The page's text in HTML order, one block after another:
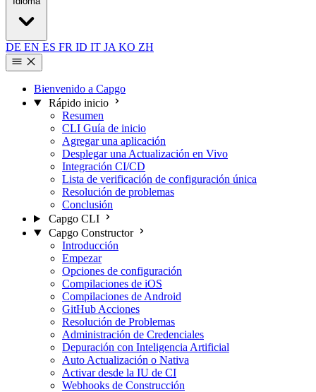
DE EN ES FR ID IT JA KO ZH
Bienvenido a Capgo
Rápido inicio
Resumen
CLI Guía de inicio
Agregar una aplicación
Desplegar una Actualización en Vivo
Integración CI/CD
Lista de verificación de configuración única
Resolución de problemas
Conclusión
Capgo CLI
Capgo Constructor
Introducción
Empezar
Opciones de configuración
Compilaciones de iOS
Compilaciones de Android
GitHub Acciones
Resolución de Problemas
Administración de Credenciales
Depuración con Inteligencia Artificial
Auto Actualización o Nativa
Activar desde la IU de CI
Webhooks de Construcción